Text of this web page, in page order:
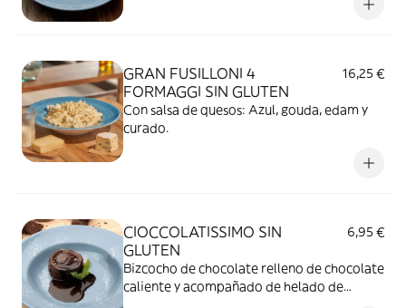
GRAN FUSILLONI 4
FORMAGGI SIN GLUTEN
16,25 €
Con salsa de quesos: Azul, gouda, edam y
curado.
CIOCCOLATISSIMO SIN
GLUTEN
6,95 €
Bizcocho de chocolate relleno de chocolate
caliente y acompañado de helado de